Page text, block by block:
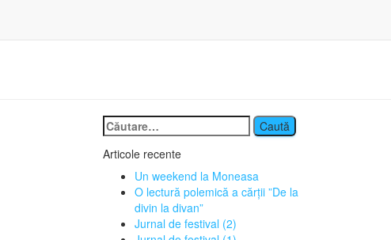
Caută
după:
Articole recente
Un weekend la Moneasa
O lectură polemică a cărții ”De la
divin la divan”
Jurnal de festival (2)